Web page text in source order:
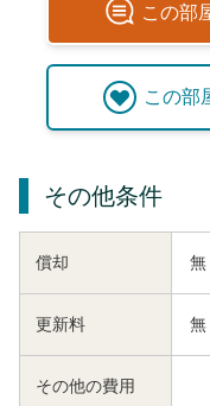
この部
この部
その他条件
償却 無
更新料 無
その他の費用